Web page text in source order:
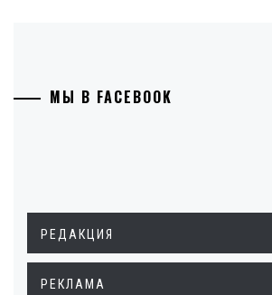
МЫ В FACEBOOK
РЕДАКЦИЯ
РЕКЛАМА